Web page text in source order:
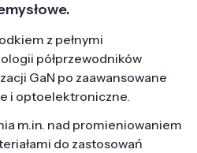
z pełnymi
półprzewodników
GaN po zaawansowane
i optoelektroniczne.
m.in. nad promieniowaniem
do zastosowań